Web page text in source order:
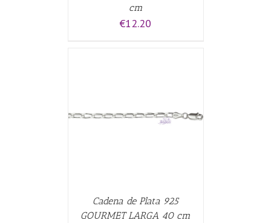
cm
€12.20
Cadena de Plata 925
GOURMET LARGA 40 cm